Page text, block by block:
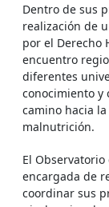
Dentro de sus
realización de
por el Derecho
encuentro
diferentes
conocimiento y
camino hacia
malnutrición.
El
encargada de
coordinar sus